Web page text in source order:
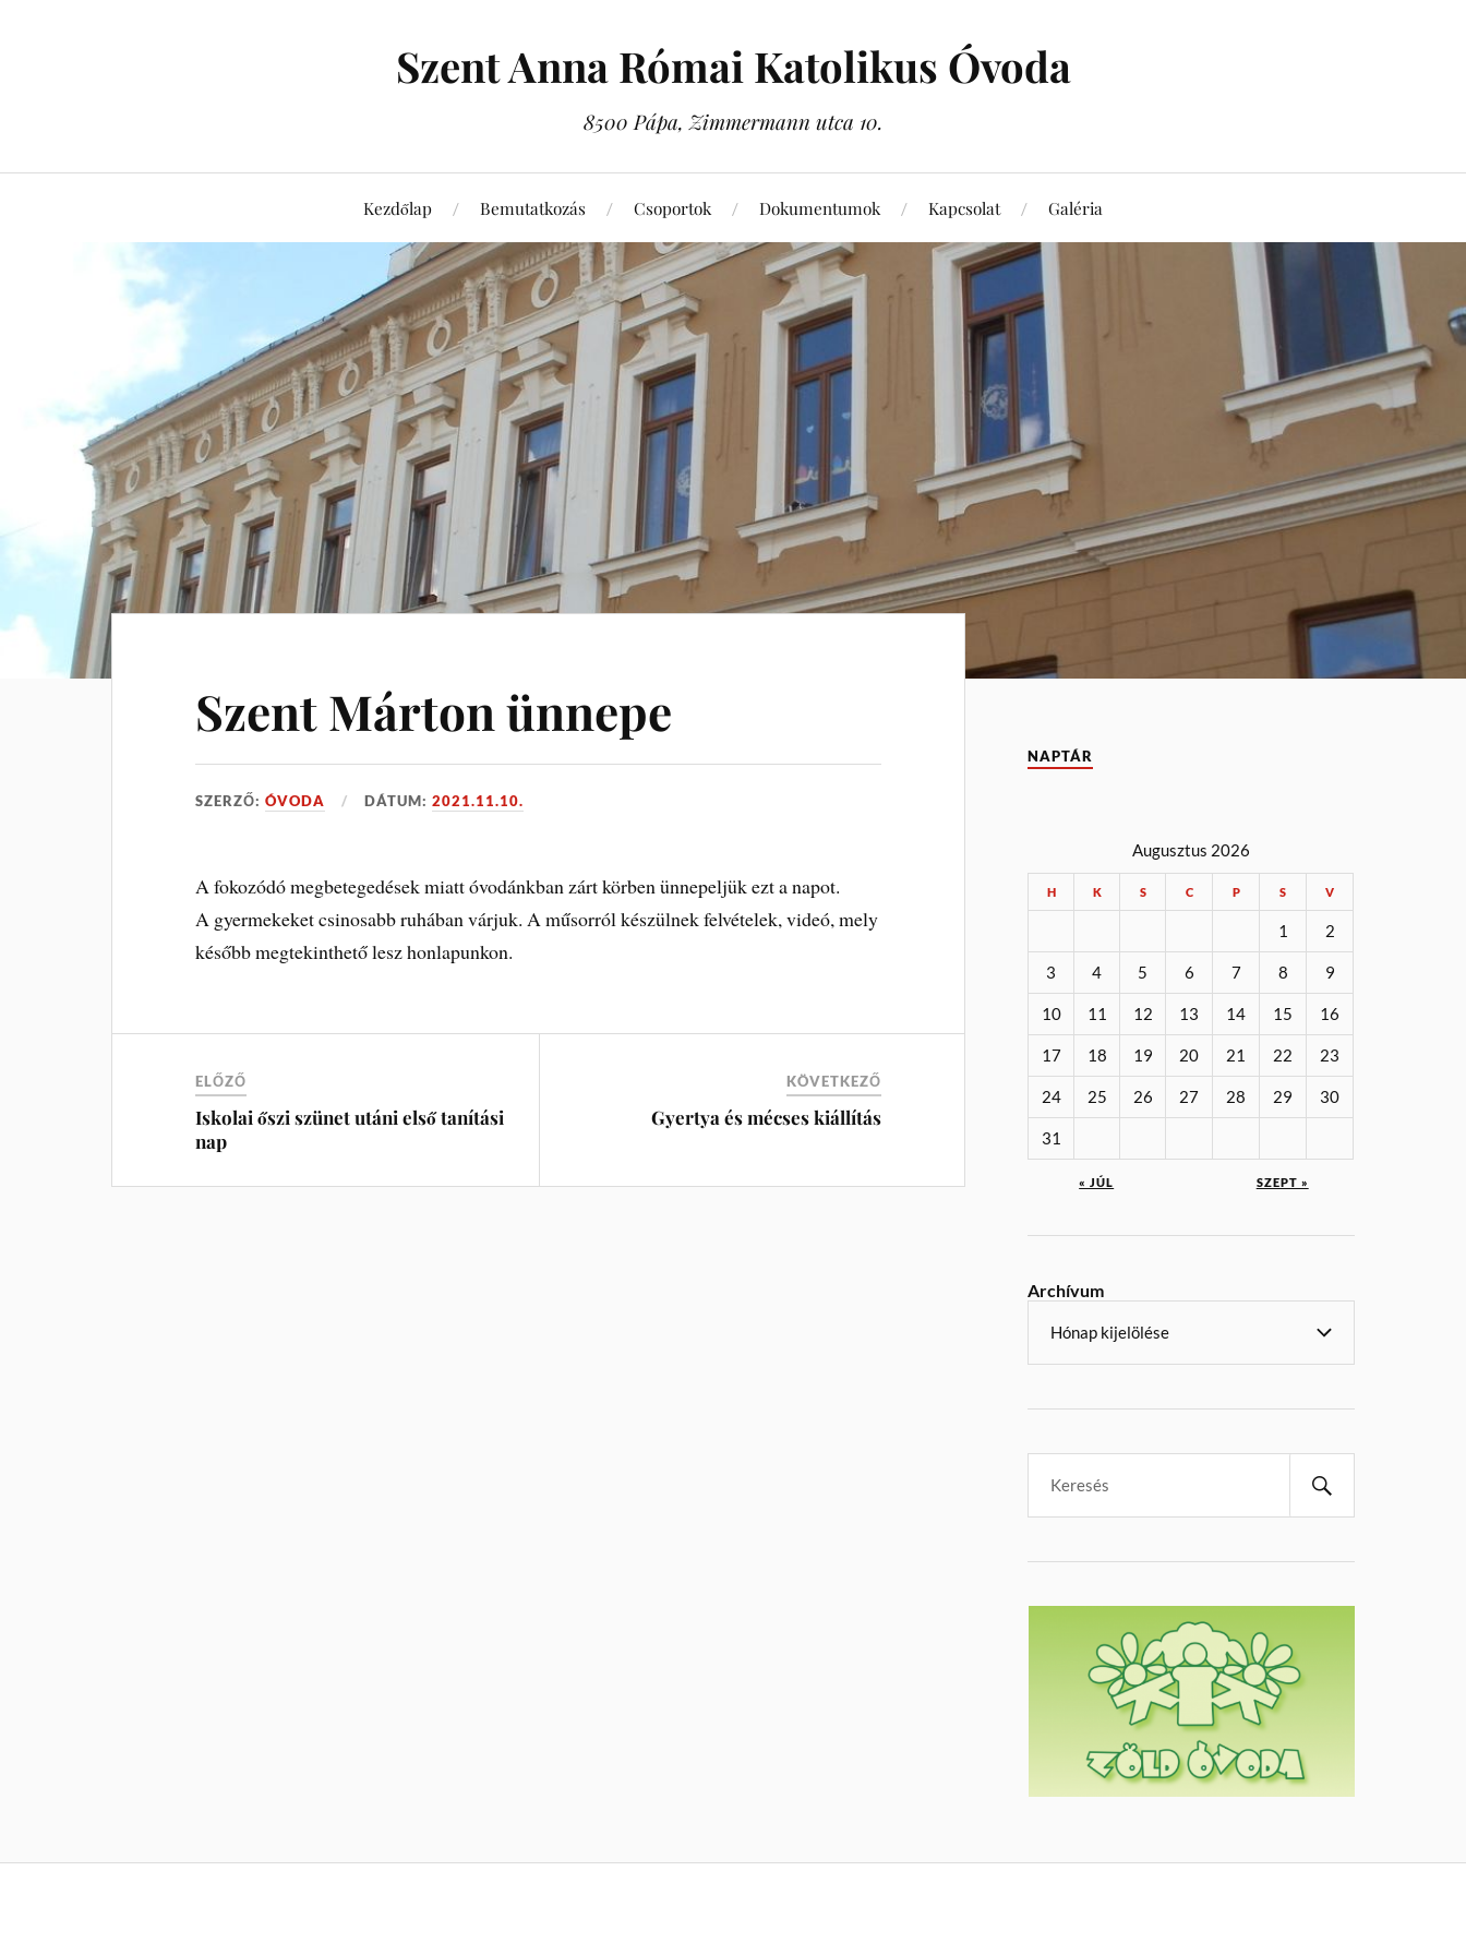
Szent Anna Római Katolikus Óvoda
8500 Pápa, Zimmermann utca 10.
Kezdőlap Bemutatkozás Csoportok Dokumentumok Kapcsolat Galéria
Szent Márton ünnepe
SZERZŐ:ÓVODA DÁTUM:2021.11.10.
A fokozódó megbetegedések miatt óvodánkban zárt körben ünnepeljük ezt a napot.
A gyermekeket csinosabb ruhában várjuk. A műsorról készülnek felvételek, videó, mely
később megtekinthető lesz honlapunkon.
ELŐZŐ
Iskolai őszi szünet utáni első tanítási
nap
KÖVETKEZŐ
Gyertya és mécses kiállítás
NAPTÁR
Augusztus 2026
H K S C P S V
1 2
3 4 5 6 7 8 9
10 11 12 13 14 15 16
17 18 19 20 21 22 23
24 25 26 27 28 29 30
31
« JÚL SZEPT »
Archívum